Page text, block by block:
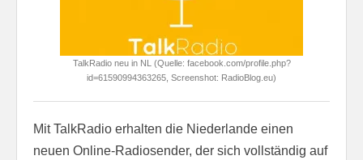
TalkRadio neu in NL (Quelle: facebook.com/profile.php?
id=61590994363265, Screenshot: RadioBlog.eu)
Mit TalkRadio erhalten die Niederlande einen
neuen Online-Radiosender, der sich vollständig auf